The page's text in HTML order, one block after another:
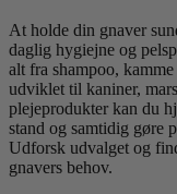
At holde din gnaver
daglig hygiejne og
alt fra shampoo,
udviklet til kaniner,
plejeprodukter kan du
stand og samtidig gøre
Udforsk udvalget og
gnavers behov.